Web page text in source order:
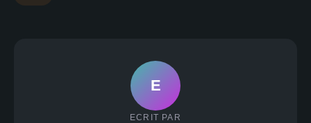
E
ECRIT PAR